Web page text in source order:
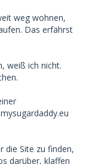
weg wohnen,
Das erfährst
weiß ich nicht.
die Site zu finden,
darüber, klaffen